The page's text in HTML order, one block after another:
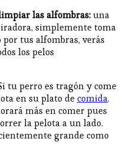
las alfombras:una
simplemente toma
tus alfombras, verás
los pelos
tu perro es tragón y come
en su plato de comida.
más en comer pues
la pelota a un lado.
grande como